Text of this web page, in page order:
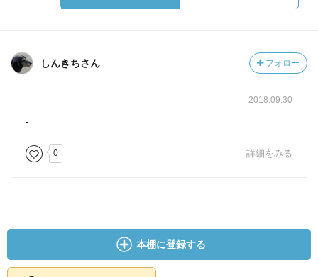
しんきちさん フォロー
2018.09.30
-
0 詳細をみる
本棚に登録する